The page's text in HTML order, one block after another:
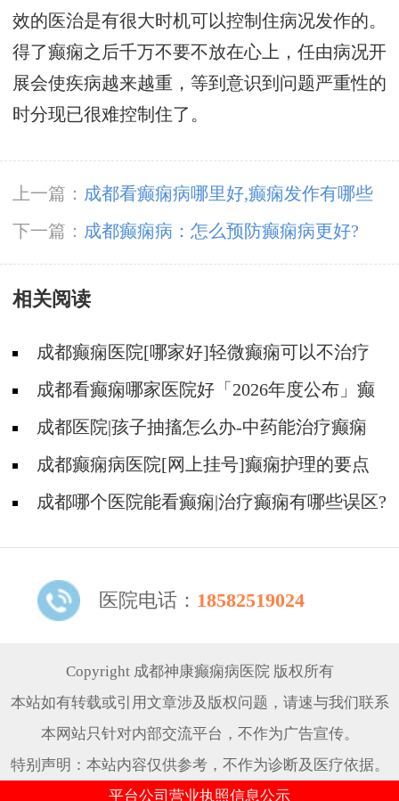
效的医治是有很大时机可以控制住病况发作的。
得了癫痫之后千万不要不放在心上，任由病况开
展会使疾病越来越重，等到意识到问题严重性的
时分现已很难控制住了。
上一篇： 成都看癫痫病哪里好,癫痫发作有哪些
病因?
下一篇： 成都癫痫病：怎么预防癫痫病更好?
相关阅读
成都癫痫医院[哪家好]轻微癫痫可以不治疗
吗?成都看癫痫哪家医院好「2026年度公布」癫
痫发作时要做什么?
成都医院|孩子抽搐怎么办-中药能治疗癫痫
吗?成都癫痫病医院[网上挂号]癫痫护理的要点
是什么?
成都哪个医院能看癫痫|治疗癫痫有哪些误区?
医院电话： 18582519024
Copyright 成都神康癫痫病医院 版权所有
本站如有转载或引用文章涉及版权问题，请速与我们联系
本网站只针对内部交流平台，不作为广告宣传。
特别声明：本站内容仅供参考，不作为诊断及医疗依据。
平台公司营业执照信息公示